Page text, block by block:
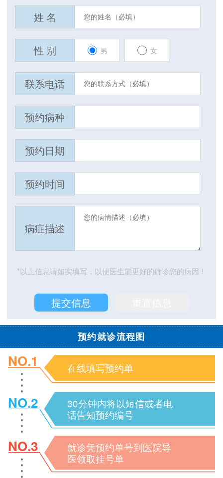
姓 名
性 别 男 女
联系电话
预约病种
预约日期
预约时间
病症描述
*以上信息请如实填写，以便医生能更好的确诊您的病因！
预约就诊流程图
NO.1 在线填写预约单
NO.2
30分钟内将以短信或者电
话告知预约编号
NO.3
就诊凭预约单号到医院导
医领取挂号单